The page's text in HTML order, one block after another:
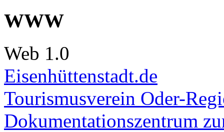
WWW
Web 1.0
Eisenhüttenstadt.de
Tourismusverein Oder-
Dokumentationszentrum